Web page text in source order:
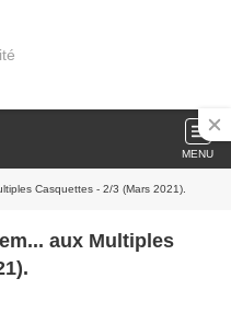
MENU
Casquettes - 2/3 (Mars 2021).
aux Multiples